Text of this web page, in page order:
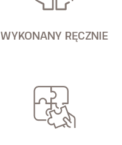
WYKONANY RĘCZNIE